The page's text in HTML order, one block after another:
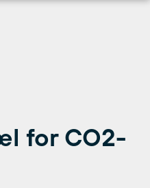
for CO2-